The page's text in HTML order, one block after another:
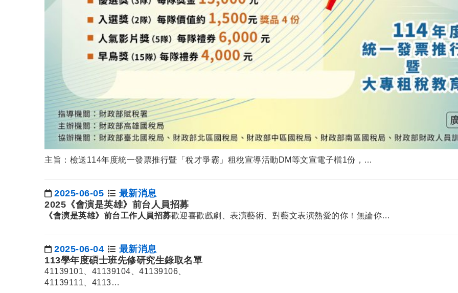
主旨：檢送114年度統一發票推行暨「稅才爭霸」租稅宣導活動DM等文宣電子檔1份，…
日期：
2025-06-05
最新消息
2025《會演是英雄》前台人員招募
《會演是英雄》 前台工作人員招募歡迎喜歡戲劇、表演藝術、對藝文表演熱愛的你！無論你…
日期：
2025-06-04
最新消息
113學年度碩士班先修研究生錄取名單
41139101、41139104、41139106、
41139111、4113…